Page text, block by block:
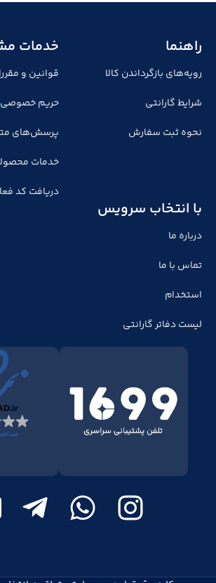
راهنما
رویه‌های بازگرداندن کالا
شرایط گارانتی
نحوه ثبت سفارش
خدمات
قوانین و
حریم خصوصی
پرسش‌های
خدمات
دریافت کد
با انتخاب سرویس
درباره ما
تماس با ما
استخدام
لیست دفاتر گارانتی